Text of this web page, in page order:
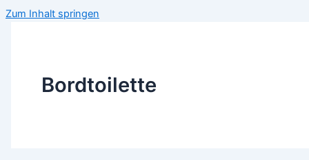
Zum Inhalt springen
Bordtoilette